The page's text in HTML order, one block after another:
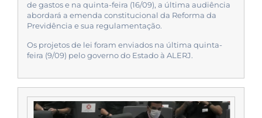
de gastos e na quinta-feira (16/09), a última audiência
abordará a emenda constitucional da Reforma da
Previdência e sua regulamentação.
Os projetos de lei foram enviados na última quinta-
feira (9/09) pelo governo do Estado à ALERJ.